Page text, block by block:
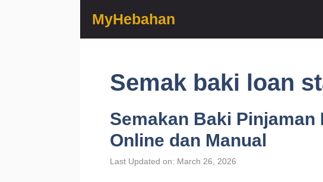
MyHebahan
Semak baki loan
Semakan Baki Pinjaman
Online dan Manual
Last Updated on: March 26, 2026